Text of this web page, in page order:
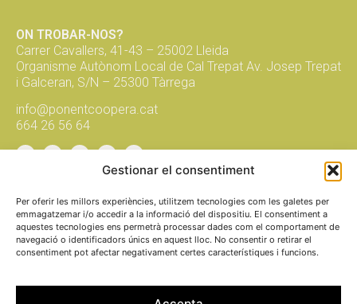
Gestionar el consentiment
Per oferir les millors experiències, utilitzem tecnologies com les galetes per
emmagatzemar i/o accedir a la informació del dispositiu. El consentiment a
aquestes tecnologies ens permetrà processar dades com el comportament de
navegació o identificadors únics en aquest lloc. No consentir o retirar el
consentiment pot afectar negativament certes característiques i funcions.
ON TROBAR-NOS?
Carrer Cavallers, 41-43 – 25002 Lleida
Organisme Autònom Local de Cal Trepat Av. Josep Trepat
i Galceran, S/N – 25300 Tàrrega
info@ponentcoopera.cat
664 26 56 64
Suma't a la xarxa, subscriu-te al
butlletí!
envia